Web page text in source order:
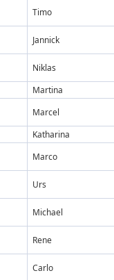
Timo
Jannick
Niklas
Martina
Marcel
Katharina
Marco
Urs
Michael
Rene
Carlo